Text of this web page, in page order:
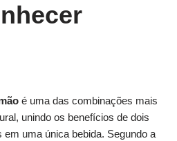
é uma das combinações mais
unindo os benefícios de dois
em uma única bebida. Segundo a